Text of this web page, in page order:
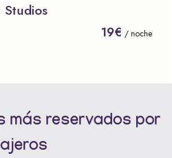
19€ / noche
más reservados por